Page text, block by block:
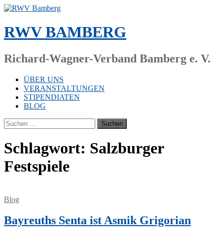
Zum
springen
RWV BAMBERG
Richard-Wagner-Verband Bamberg e. V.
ÜBER UNS
VERANSTALTUNGEN
STIPENDIATEN
BLOG
Suchen
nach:
Schlagwort: Salzburger
Festspiele
Blog
Bayreuths Senta ist Asmik Grigorian